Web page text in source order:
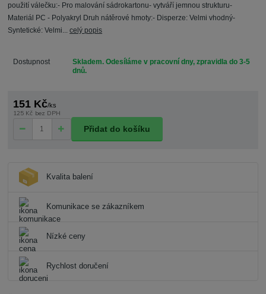
použití válečku:- Pro malování sádrokartonu- vytváří jemnou strukturu-
Materiál PC - Polyakryl Druh nátěrové hmoty:- Disperze: Velmi vhodný-
Syntetické: Velmi...celý popis
Dostupnost
Skladem. Odesíláme v pracovní dny, zpravidla do 3-5
dnů.
151 Kč/ks
125 Kč bez DPH
Přidat do košíku
Kvalita balení
Komunikace se zákazníkem
Nízké ceny
Rychlost doručení